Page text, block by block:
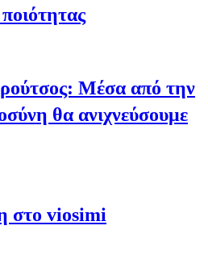
Μέσα από την
θα ανιχνεύσουμε
στο viosimi